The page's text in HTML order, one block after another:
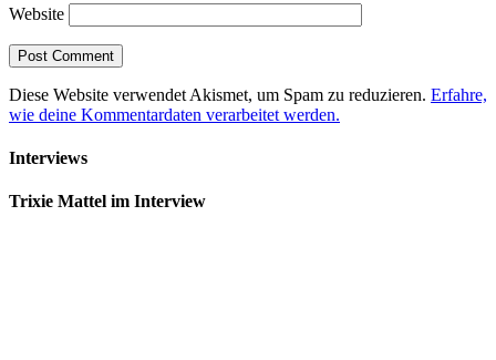
Website
Diese Website verwendet Akismet, um Spam zu reduzieren. Erfahre,
wie deine Kommentardaten verarbeitet werden.
Interviews
Trixie Mattel im Interview